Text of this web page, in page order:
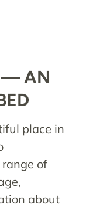
AN
place in
of
about